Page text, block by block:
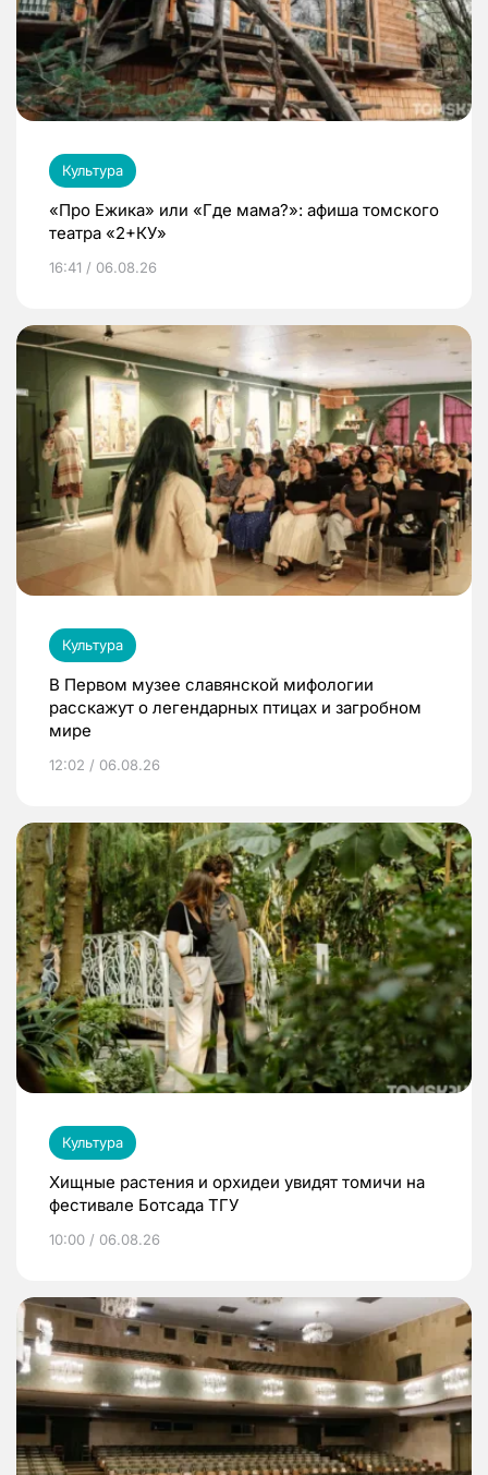
Культура
«Про Ежика» или «Где мама?»: афиша томского
театра «2+КУ»
16:41 / 06.08.26
Культура
В Первом музее славянской мифологии
расскажут о легендарных птицах и загробном
мире
12:02 / 06.08.26
Культура
Хищные растения и орхидеи увидят томичи на
фестивале Ботсада ТГУ
10:00 / 06.08.26